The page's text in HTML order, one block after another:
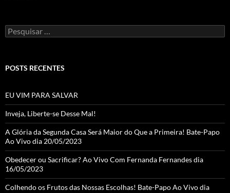
Pesquisar
por:
POSTS RECENTES
EU VIM PARA SALVAR
Inveja, Liberte-se Desse Mal!
A Glória da Segunda Casa Será Maior do Que a Primeira! Bate-Papo
Ao Vivo dia 20/05/2023
Obedecer ou Sacrificar? Ao Vivo Com Fernanda Fernandes dia
16/05/2023
Colhendo os Frutos das Nossas Escolhas! Bate-Papo Ao Vivo dia